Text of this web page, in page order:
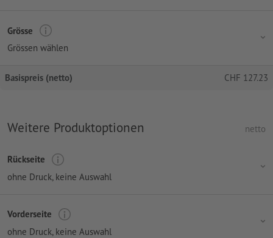
Grösse
Grössen wählen
Basispreis (netto) CHF 127.23
Weitere Produktoptionen netto
Rückseite
ohne Druck, keine Auswahl
Vorderseite
ohne Druck, keine Auswahl